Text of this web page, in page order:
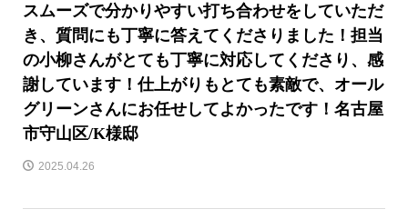
スムーズで分かりやすい打ち合わせをしていただ
き、質問にも丁寧に答えてくださりました！担当
の小柳さんがとても丁寧に対応してくださり、感
謝しています！仕上がりもとても素敵で、オール
グリーンさんにお任せしてよかったです！名古屋
市守山区/K様邸
2025.04.26